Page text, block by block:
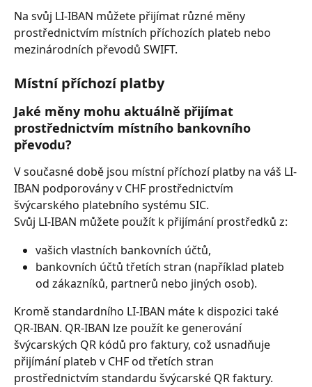
Na svůj LI-IBAN můžete přijímat různé měny
prostřednictvím místních příchozích plateb nebo
mezinárodních převodů SWIFT.
Místní příchozí platby
Jaké měny mohu aktuálně přijímat
prostřednictvím místního bankovního
převodu?
V současné době jsou místní příchozí platby na váš LI-
IBAN podporovány v CHF prostřednictvím
švýcarského platebního systému SIC.
Svůj LI-IBAN můžete použít k přijímání prostředků z:
vašich vlastních bankovních účtů,
bankovních účtů třetích stran (například plateb
od zákazníků, partnerů nebo jiných osob).
Kromě standardního LI-IBAN máte k dispozici také
QR-IBAN. QR-IBAN lze použít ke generování
švýcarských QR kódů pro faktury, což usnadňuje
přijímání plateb v CHF od třetích stran
prostřednictvím standardu švýcarské QR faktury.